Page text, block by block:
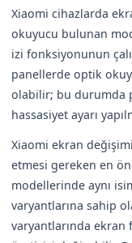
Xiaomi cihazlarda
okuyucu bulunan
izi fonksiyonunun
panellerde optik
olabilir; bu durumda
hassasiyet ayarı
Xiaomi ekran
etmesi gereken en
modellerinde aynı
varyantlarına sahip
varyantlarında ekran